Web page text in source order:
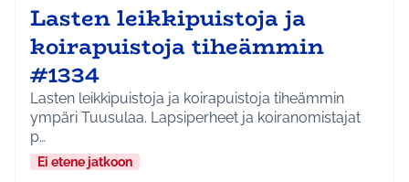
Lasten leikkipuistoja ja
koirapuistoja tiheämmin
#1334
Lasten leikkipuistoja ja koirapuistoja tiheämmin
ympäri Tuusulaa. Lapsiperheet ja koiranomistajat
p…
Ei etene jatkoon